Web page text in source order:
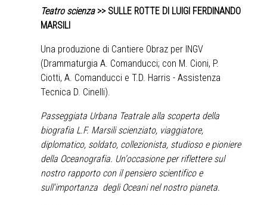
Teatro scienza>> SULLE ROTTE DI LUIGI FERDINANDO
MARSILI
Una produzione di Cantiere Obraz per INGV
(Drammaturgia A. Comanducci; con M. Cioni, P.
Ciotti, A. Comanducci e T.D. Harris - Assistenza
Tecnica D. Cinelli).
Passeggiata Urbana Teatrale alla scoperta della
biografia L.F. Marsili scienziato, viaggiatore,
diplomatico, soldato, collezionista, studioso e pioniere
della Oceanografia. Un'occasione per riflettere sul
nostro rapporto con il pensiero scientifico e
sull'importanza degli Oceani nel nostro pianeta.